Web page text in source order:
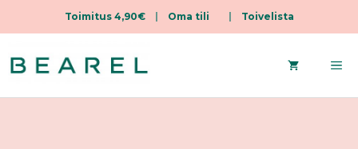
Toimitus 4,90€| Oma tili Toivelista
sisältöön